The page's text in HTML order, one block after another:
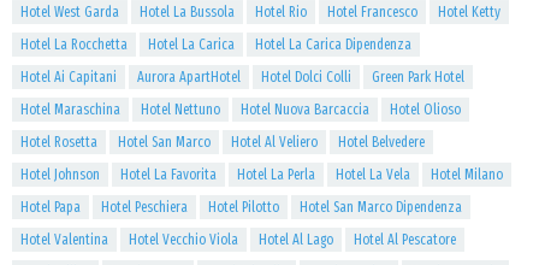
Hotel West Garda
Hotel La Bussola Hotel Rio Hotel Francesco
Hotel Ketty
Hotel La Rocchetta
Hotel La Carica
Hotel La Carica Dipendenza
Hotel Ai Capitani
Aurora ApartHotel Hotel Dolci Colli
Green Park Hotel
Hotel Maraschina
Hotel Nettuno Hotel Nuova Barcaccia
Hotel Olioso
Hotel Rosetta
Hotel San Marco Hotel Al Veliero
Hotel Belvedere
Hotel Johnson
Hotel La Favorita Hotel La Perla Hotel La Vela
Hotel Milano
Hotel Papa
Hotel Peschiera Hotel Pilotto
Hotel San Marco Dipendenza
Hotel Valentina
Hotel Vecchio Viola Hotel Al Lago
Hotel Al Pescatore